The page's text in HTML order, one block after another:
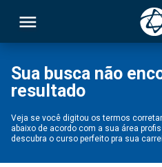
Sua busca não
resultado
Veja se você digitou os termos
abaixo de acordo com a sua área
descubra o curso perfeito pra sua